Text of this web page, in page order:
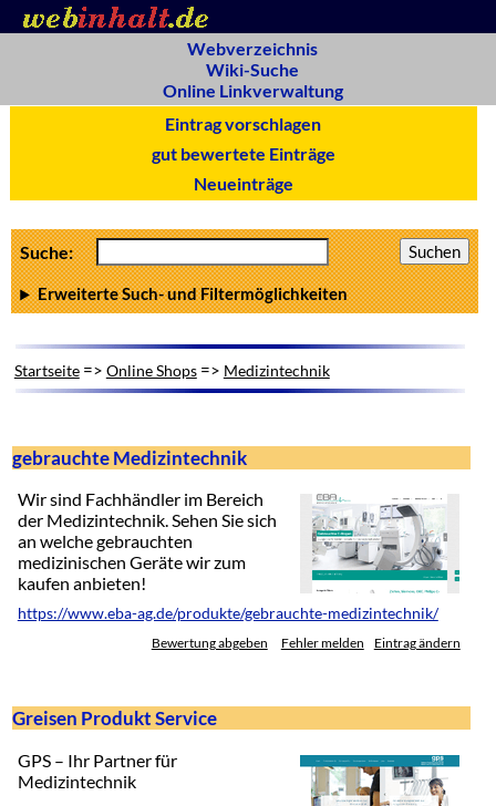
Webverzeichnis
Wiki-Suche
Online Linkverwaltung
Eintrag vorschlagen
gut bewertete Einträge
Neueinträge
Suche:
Erweiterte Such- und Filtermöglichkeiten
Startseite=> Online Shops=> Medizintechnik
gebrauchte Medizintechnik
Wir sind Fachhändler im Bereich
der Medizintechnik. Sehen Sie sich
an welche gebrauchten
medizinischen Geräte wir zum
kaufen anbieten!
https://www.eba-ag.de/produkte/gebrauchte-medizintechnik/
Bewertung abgeben Fehler melden Eintrag ändern
Greisen Produkt Service
GPS – Ihr Partner für
Medizintechnik